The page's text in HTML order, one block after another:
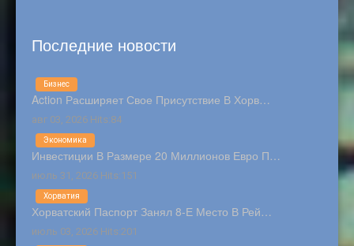
Последние новости
Action Расширяет Свое Присутствие В Хорв…
авг 03, 2026 Hits:84
Бизнес
Инвестиции В Размере 20 Миллионов Евро П…
июль 31, 2026 Hits:151
Экономика
Хорватский Паспорт Занял 8-Е Место В Рей…
июль 03, 2026 Hits:201
Хорватия